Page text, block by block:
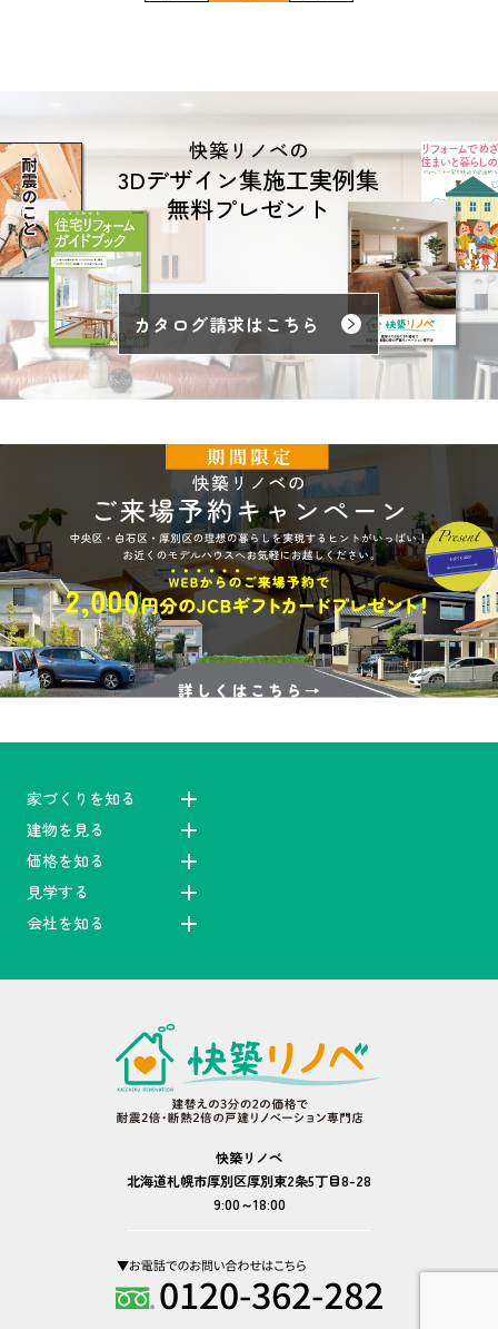
快築リノベの
3Dデザイン集施工実例集
無料プレゼント
カタログ請求はこちら
家づくりを知る
建物を見る
価格を知る
見学する
会社を知る
快築リノベ
北海道札幌市厚別区厚別東2条5丁目8-28
9:00～18:00